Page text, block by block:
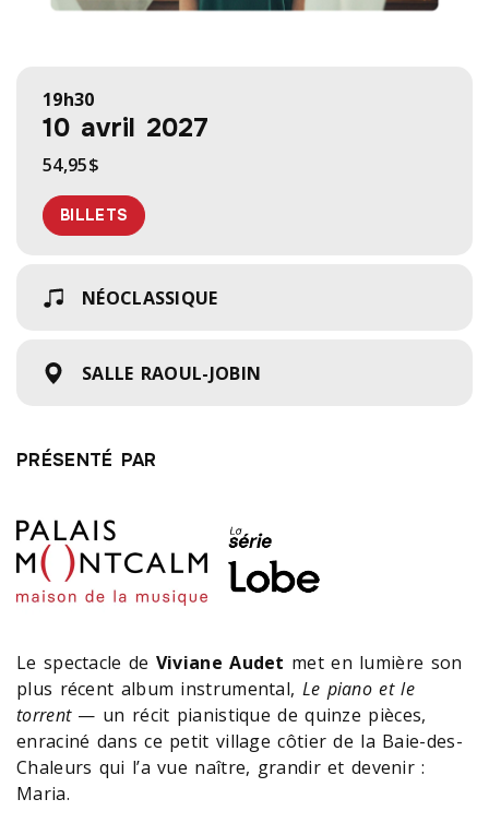
19h30
10 avril 2027
54,95$
BILLETS
NÉOCLASSIQUE
SALLE RAOUL-JOBIN
PRÉSENTÉ PAR
Le spectacle de Viviane Audet met en lumière son
plus récent album instrumental, Le piano et le
torrent— un récit pianistique de quinze pièces,
enraciné dans ce petit village côtier de la Baie-des-
Chaleurs qui l’a vue naître, grandir et devenir :
Maria.